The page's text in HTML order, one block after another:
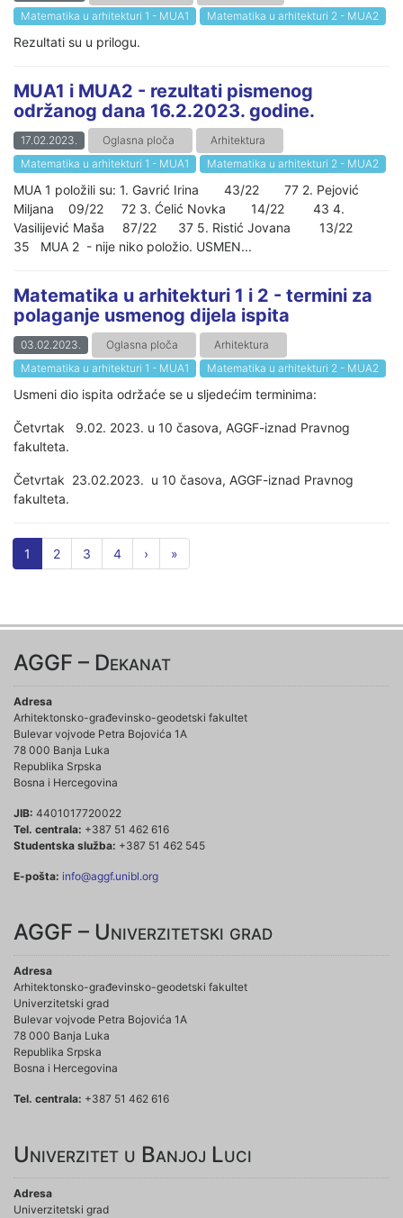
Matematika u arhitekturi 1 - MUA1
Matematika u arhitekturi 2 - MUA2
Rezultati su u prilogu.
MUA1 i MUA2 - rezultati pismenog
održanog dana 16.2.2023. godine.
17.02.2023. Oglasna ploča
Arhitektura
Matematika u arhitekturi 1 - MUA1
Matematika u arhitekturi 2 - MUA2
MUA 1 položili su: 1. Gavrić Irina 43/22 77 2. Pejović
Miljana 09/22 72 3. Ćelić Novka 14/22 43 4.
Vasilijević Maša 87/22 37 5. Ristić Jovana 13/22
35 MUA 2 - nije niko položio. USMEN...
Matematika u arhitekturi 1 i 2 - termini za
polaganje usmenog dijela ispita
03.02.2023. Oglasna ploča
Arhitektura
Matematika u arhitekturi 1 - MUA1
Matematika u arhitekturi 2 - MUA2
Usmeni dio ispita održaće se u sljedećim terminima:
Četvrtak 9.02. 2023. u 10 časova, AGGF-iznad Pravnog
fakulteta.
Četvrtak 23.02.2023. u 10 časova, AGGF-iznad Pravnog
fakulteta.
1 2 3 4 › »
AGGF – Dekanat
Adresa
Arhitektonsko-građevinsko-geodetski fakultet
Bulevar vojvode Petra Bojovića 1A
78 000 Banja Luka
Republika Srpska
Bosna i Hercegovina
JIB: 4401017720022
Tel. centrala: +387 51 462 616
Studentska služba: +387 51 462 545
E-pošta: info@aggf.unibl.org
AGGF – Univerzitetski grad
Adresa
Arhitektonsko-građevinsko-geodetski fakultet
Univerzitetski grad
Bulevar vojvode Petra Bojovića 1A
78 000 Banja Luka
Republika Srpska
Bosna i Hercegovina
Tel. centrala: +387 51 462 616
Univerzitet u Banjoj Luci
Adresa
Univerzitetski grad